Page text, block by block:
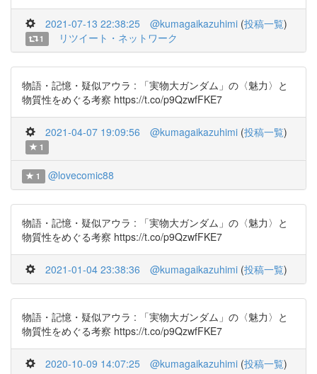
2021-07-13 22:38:25 @kumagaikazuhimi (投稿一覧)
1 リツイート・ネットワーク
物語・記憶・疑似アウラ : 「実物大ガンダム」の〈魅力〉と
物質性をめぐる考察 https://t.co/p9QzwfFKE7
2021-04-07 19:09:56 @kumagaikazuhimi (投稿一覧)
1
1 @lovecomic88
物語・記憶・疑似アウラ : 「実物大ガンダム」の〈魅力〉と
物質性をめぐる考察 https://t.co/p9QzwfFKE7
2021-01-04 23:38:36 @kumagaikazuhimi (投稿一覧)
物語・記憶・疑似アウラ : 「実物大ガンダム」の〈魅力〉と
物質性をめぐる考察 https://t.co/p9QzwfFKE7
2020-10-09 14:07:25 @kumagaikazuhimi (投稿一覧)